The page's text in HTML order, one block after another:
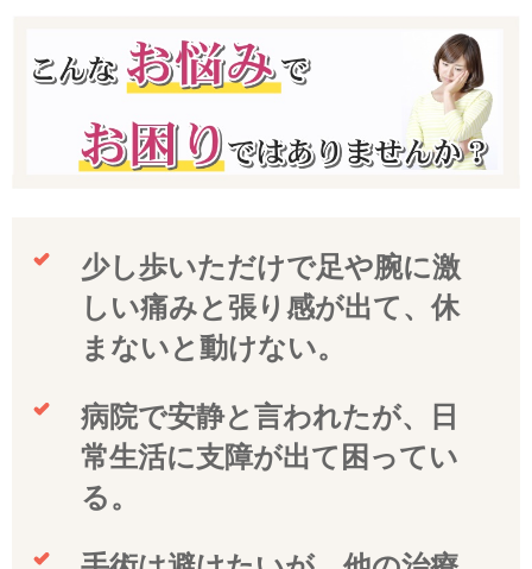
少し歩いただけで足や腕に激
しい痛みと張り感が出て、休
まないと動けない。
病院で安静と言われたが、日
常生活に支障が出て困ってい
る。